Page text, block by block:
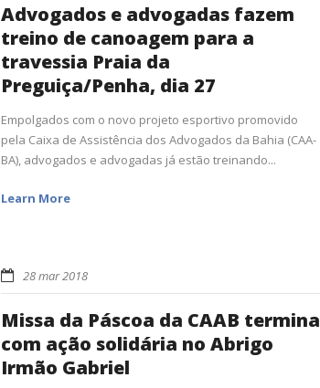
Advogados e advogadas fazem
treino de canoagem para a
travessia Praia da
Preguiça/Penha, dia 27
Empolgados com o novo projeto esportivo promovido
pela Caixa de Assistência dos Advogados da Bahia (CAA-
BA), advogados e advogadas já estão treinando...
Learn More
28 mar 2018
Missa da Páscoa da CAAB termina
com ação solidária no Abrigo
Irmão Gabriel